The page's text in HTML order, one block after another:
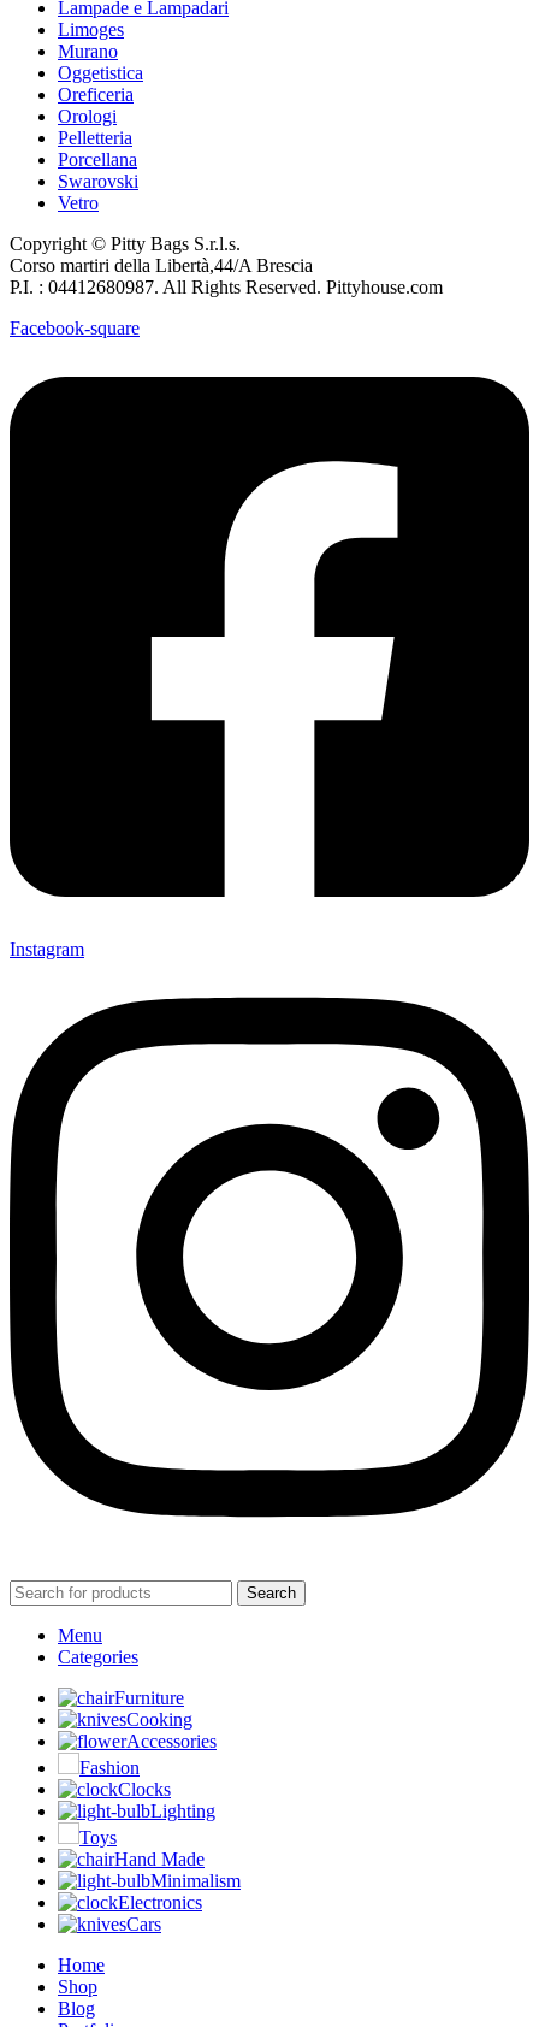
Lampade e Lampadari
Limoges
Murano
Oggetistica
Oreficeria
Orologi
Pelletteria
Porcellana
Swarovski
Vetro
Copyright © Pitty Bags S.r.l.s.
Corso martiri della Libertà,44/A Brescia
P.I. : 04412680987. All Rights Reserved. Pittyhouse.com
Facebook-square
Instagram
Search
Menu
Categories
Furniture
Cooking
Accessories
Fashion
Clocks
Lighting
Toys
Hand Made
Minimalism
Electronics
Cars
Home
Shop
Blog